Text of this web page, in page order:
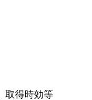
、取得時効等